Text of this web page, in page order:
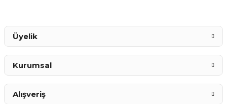
Üyelik
Kurumsal
Alışveriş